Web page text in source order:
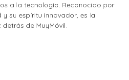
a la tecnología. Reconocido por
y su espíritu innovador, es la
de MuyMóvil.